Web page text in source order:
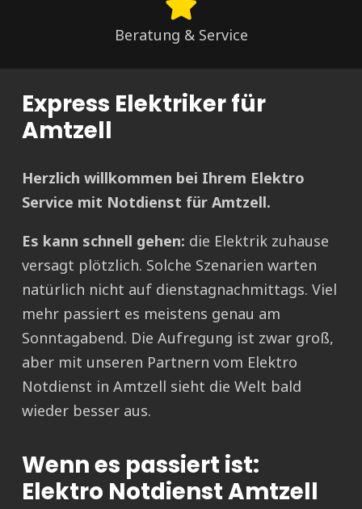
Beratung & Service
Express Elektriker für
Amtzell
Herzlich willkommen bei Ihrem Elektro
Service mit Notdienst für Amtzell.
Es kann schnell gehen: die Elektrik zuhause
versagt plötzlich. Solche Szenarien warten
natürlich nicht auf dienstagnachmittags. Viel
mehr passiert es meistens genau am
Sonntagabend. Die Aufregung ist zwar groß,
aber mit unseren Partnern vom Elektro
Notdienst in Amtzell sieht die Welt bald
wieder besser aus.
Wenn es passiert ist:
Elektro Notdienst Amtzell